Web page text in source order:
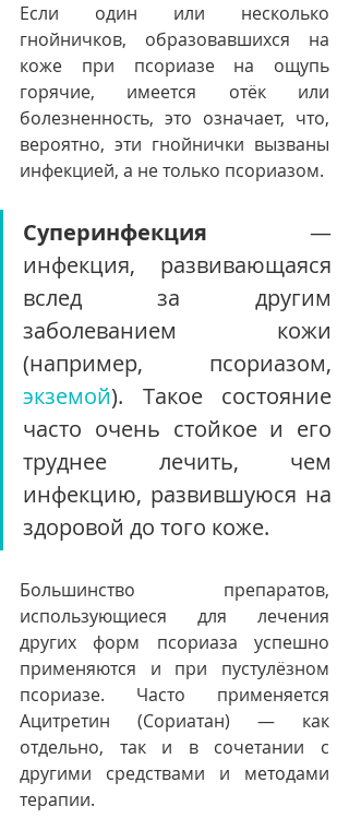
Если один или несколько
гнойничков, образовавшихся на
коже при псориазе на ощупь
горячие, имеется отёк или
болезненность, это означает, что,
вероятно, эти гнойнички вызваны
инфекцией, а не только псориазом.
Суперинфекция —
инфекция, развивающаяся
вслед за другим
заболеванием кожи
экземой). Такое состояние
часто очень стойкое и его
труднее лечить, чем
инфекцию, развившуюся на
здоровой до того коже.
Большинство препаратов,
использующиеся для лечения
других форм псориаза успешно
применяются и при пустулёзном
псориазе. Часто применяется
Ацитретин (Сориатан) — как
отдельно, так и в сочетании с
другими средствами и методами
терапии.